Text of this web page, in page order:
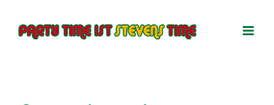
Inhalt